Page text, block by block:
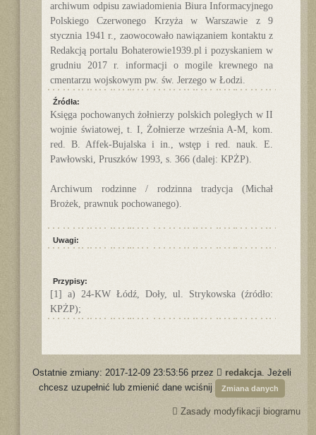
archiwum odpisu zawiadomienia Biura Informacyjnego
Polskiego Czerwonego Krzyża w Warszawie z 9
stycznia 1941 r., zaowocowało nawiązaniem kontaktu z
Redakcją portalu Bohaterowie1939.pl i pozyskaniem w
grudniu 2017 r. informacji o mogile krewnego na
cmentarzu wojskowym pw. św. Jerzego w Łodzi.
Źródła:
Księga pochowanych żołnierzy polskich poległych w II
wojnie światowej, t. I, Żołnierze września A-M, kom.
red. B. Affek-Bujalska i in., wstęp i red. nauk. E.
Pawłowski, Pruszków 1993, s. 366 (dalej: KPŻP).
Archiwum rodzinne / rodzinna tradycja (Michał
Brożek, prawnuk pochowanego).
Uwagi:
Przypisy:
[1] a) 24-KW Łódź, Doły, ul. Strykowska (źródło:
KPŻP);
Ostatnie zmiany: 2017-12-09 23:53:56 przez redakcja. Jeżeli
chcesz uzupełnić lub zmienić dane wciśnij
Zmiana danych
Zasady modyfikacji biogramu